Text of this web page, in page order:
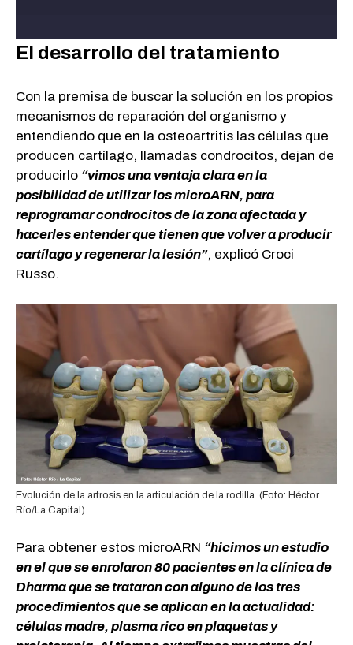
El desarrollo del tratamiento
Con la premisa de buscar la solución en los propios
mecanismos de reparación del organismo y
entendiendo que en la osteoartritis las células que
producen cartílago, llamadas condrocitos, dejan de
producirlo “vimos una ventaja clara en la
posibilidad de utilizar los microARN, para
reprogramar condrocitos de la zona afectada y
hacerles entender que tienen que volver a producir
cartílago y regenerar la lesión”, explicó Croci
Russo.
Evolución de la artrosis en la articulación de la rodilla. (Foto: Héctor
Río/La Capital)
Para obtener estos microARN “hicimos un estudio
en el que se enrolaron 80 pacientes en la clínica de
Dharma que se trataron con alguno de los tres
procedimientos que se aplican en la actualidad:
células madre, plasma rico en plaquetas y